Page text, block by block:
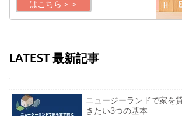
はこちら＞＞
LATEST 最新記事
ニュージーランドで家を
きたい3つの基本